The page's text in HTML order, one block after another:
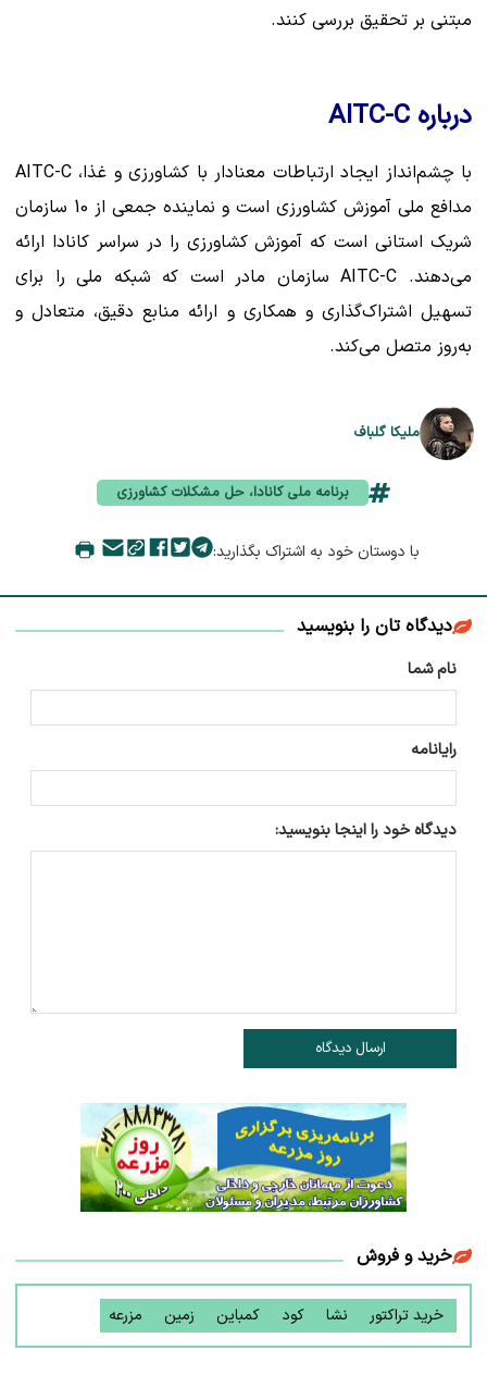
مبتنی بر تحقیق بررسی کنند.
درباره AITC-C
با چشم‌انداز ایجاد ارتباطات معنادار با کشاورزی و غذا، AITC-C
مدافع ملی آموزش کشاورزی است و نماینده جمعی از 10 سازمان
شریک استانی است که آموزش کشاورزی را در سراسر کانادا ارائه
می‌دهند. AITC-C سازمان مادر است که شبکه ملی را برای
تسهیل اشتراک‌گذاری و همکاری و ارائه منابع دقیق، متعادل و
به‌روز متصل می‌کند.
ملیکا گلباف
برنامه ملی کانادا، حل مشکلات کشاورزی
با دوستان خود به اشتراک بگذارید:
دیدگاه تان را بنویسید
نام شما
رایانامه
دیدگاه خود را اینجا بنویسید:
ارسال دیدگاه
خرید و فروش
خرید تراکتور نشا کود کمباین زمین مزرعه